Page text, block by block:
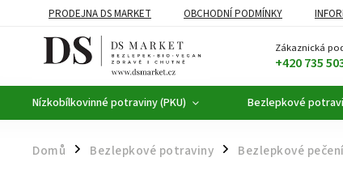
PRODEJNA DS MARKET OBCHODNÍ PODMÍNKY
BEZLEPKOVÉ POTRAVINY
Zákaznická
+420 735
Nízkobílkovinné potraviny (PKU) Bezlepkové
Domů / Bezlepkové potraviny / Bezlepkové